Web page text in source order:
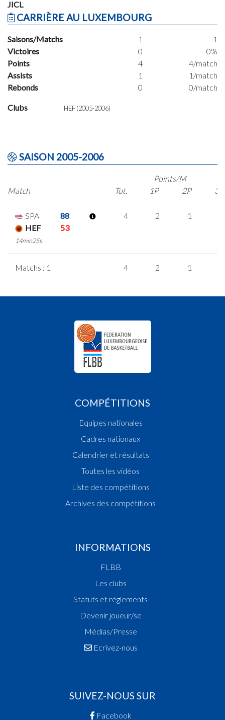
JICL
CARRIÈRE AU LUXEMBOURG
Saisons/Matchs 1
1
Victoires
0
0%
Points
4
4/match
Assists
1
1/match
Rebonds
0 0/match
Clubs HEF (2005-2006)
SAISON 2005-2006
Match
Points/M
Tot.
1P 2P 3P
SPA
88
HEF
53
14min25s
4 2 1
Matchs : 1 4 2 1
COMPÉTITIONS
Equipes nationales
Cadres nationaux
Calendrier et résultats
Toutes les vidéos
Liste des compétitions
Archives des compétitions
INFORMATIONS
FLBB
Les clubs
Statuts et réglements
Devenir joueur/se
Médias/Presse
Ecrivez-nous
SUIVEZ-NOUS SUR
Facebook